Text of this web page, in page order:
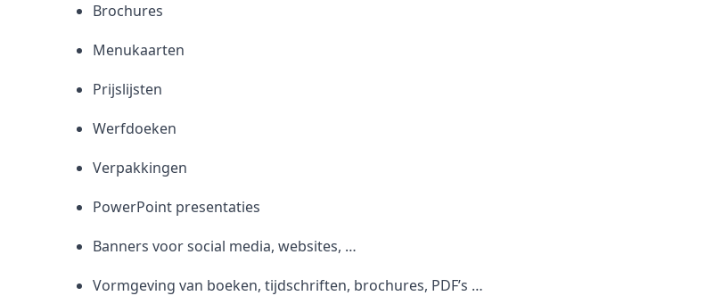
Brochures
Menukaarten
Prijslijsten
Werfdoeken
Verpakkingen
PowerPoint presentaties
Banners voor social media, websites, …
Vormgeving van boeken, tijdschriften, brochures, PDF’s …